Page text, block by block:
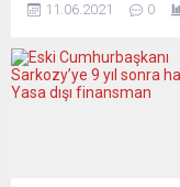
koronavirüse (Covid-
hastalıkları olan 12
çocuklara
11.06.2021 0